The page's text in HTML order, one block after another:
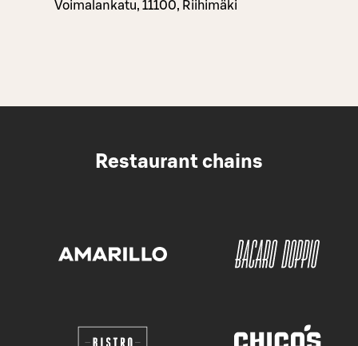
Voimalankatu, 11100, Riihimäki
Restaurant chains